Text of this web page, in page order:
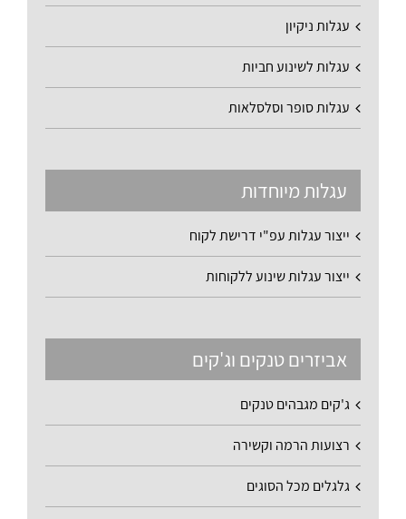
עגלות ניקיון
עגלות לשינוע חביות
עגלות סופר וסלסלאות
עגלות מיוחדות
ייצור עגלות עפ"י דרישת לקוח
ייצור עגלות שינוע ללקוחות
אביזרים טנקים וג'קים
ג'קים מגבהים טנקים
רצועות הרמה וקשירה
גלגלים מכל הסוגים